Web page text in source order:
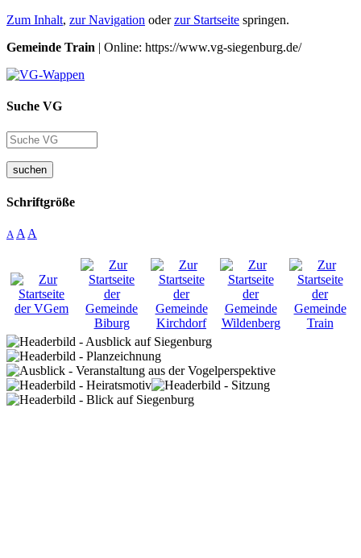
Zum Inhalt, zur Navigation oderzur Startseite springen.
Gemeinde Train | Online: https://www.vg-siegenburg.de/
Suche VG
suchen
Schriftgröße
A A A